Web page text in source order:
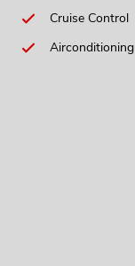
Cruise Control
Airconditioning